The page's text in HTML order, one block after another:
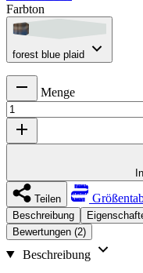
Farbton
forest blue plaid
Menge
Teilen
Beschreibung
Bewertungen (2)
Beschreibung